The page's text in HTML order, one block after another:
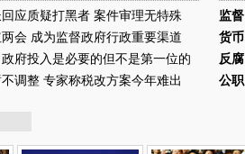
应质疑打黑者 案件审理无特殊
会 成为监督政府行政重要渠道
府投入是必要的但不是第一位的
调整 专家称税改方案今年难出
监
货
反
公